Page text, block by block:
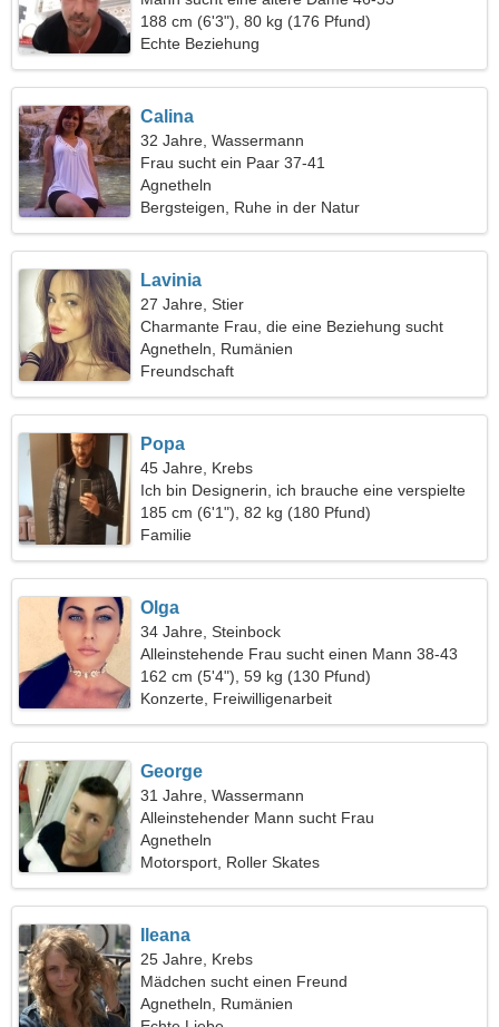
188 cm (6'3"), 80 kg (176 Pfund)
Echte Beziehung
Calina
32 Jahre, Wassermann
Frau sucht ein Paar 37-41
Agnetheln
Bergsteigen, Ruhe in der Natur
Lavinia
27 Jahre, Stier
Charmante Frau, die eine Beziehung sucht
Agnetheln, Rumänien
Freundschaft
Popa
45 Jahre, Krebs
Ich bin Designerin, ich brauche eine verspielte
Frau
185 cm (6'1"), 82 kg (180 Pfund)
Familie
Olga
34 Jahre, Steinbock
Alleinstehende Frau sucht einen Mann 38-43
162 cm (5'4"), 59 kg (130 Pfund)
Konzerte, Freiwilligenarbeit
George
31 Jahre, Wassermann
Alleinstehender Mann sucht Frau
Agnetheln
Motorsport, Roller Skates
Ileana
25 Jahre, Krebs
Mädchen sucht einen Freund
Agnetheln, Rumänien